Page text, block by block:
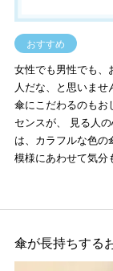
おすすめ
女性でも男性でも、
人だな、と思いませ
傘にこだわるのもお
センスが、 見る人
は、カラフルな色の
模様にあわせて気分
傘が長持ちする